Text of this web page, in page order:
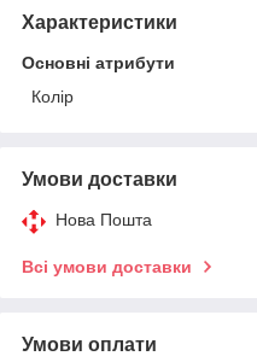
Характеристики
Основні атрибути
Колір
Умови доставки
Нова Пошта
Всі умови доставки
Умови оплати